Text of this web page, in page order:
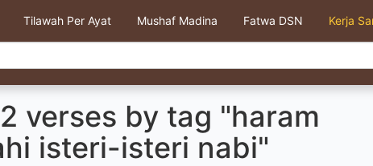
Tilawah Per Ayat Mushaf Madina Fatwa DSN Kerja
verses by tag "haram
isteri-isteri nabi"